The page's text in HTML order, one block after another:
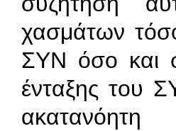
χασμάτων
ΣΥΝ όσο και
ένταξης του